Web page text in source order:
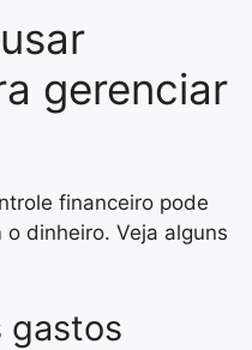
gerenciar
financeiro pode
dinheiro. Veja alguns
gastos